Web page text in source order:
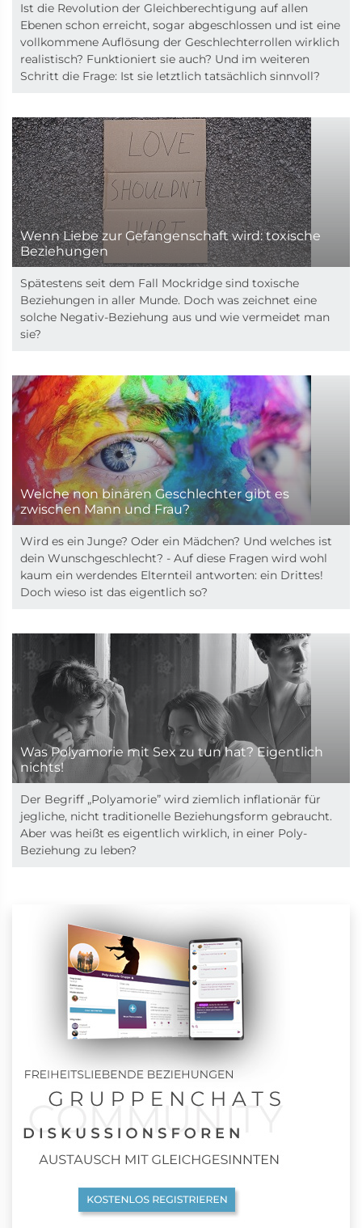
Ist die Revolution der Gleichberechtigung auf allen
Ebenen schon erreicht, sogar abgeschlossen und ist eine
vollkommene Auflösung der Geschlechterrollen wirklich
realistisch? Funktioniert sie auch? Und im weiteren
Schritt die Frage: Ist sie letztlich tatsächlich sinnvoll?
Wenn Liebe zur Gefangenschaft wird: toxische
Beziehungen
Spätestens seit dem Fall Mockridge sind toxische
Beziehungen in aller Munde. Doch was zeichnet eine
solche Negativ-Beziehung aus und wie vermeidet man
sie?
Welche non binären Geschlechter gibt es
zwischen Mann und Frau?
Wird es ein Junge? Oder ein Mädchen? Und welches ist
dein Wunschgeschlecht? - Auf diese Fragen wird wohl
kaum ein werdendes Elternteil antworten: ein Drittes!
Doch wieso ist das eigentlich so?
Was Polyamorie mit Sex zu tun hat? Eigentlich
nichts!
Der Begriff „Polyamorie” wird ziemlich inflationär für
jegliche, nicht traditionelle Beziehungsform gebraucht.
Aber was heißt es eigentlich wirklich, in einer Poly-
Beziehung zu leben?